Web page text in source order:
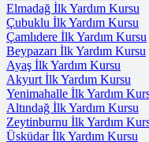
Elmadağ İlk Yardım Kursu
Çubuklu İlk Yardım Kursu
Çamlıdere İlk Yardım Kursu
Beypazarı İlk Yardım Kursu
Ayaş İlk Yardım Kursu
Akyurt İlk Yardım Kursu
Yenimahalle İlk Yardım
Altındağ İlk Yardım Kursu
Zeytinburnu İlk Yardım
Üsküdar İlk Yardım Kursu